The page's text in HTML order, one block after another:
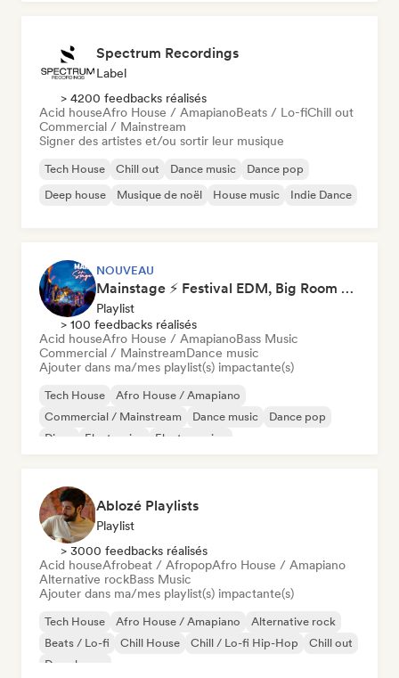
Spectrum Recordings
Label
> 4200 feedbacks réalisés
Acid houseAfro House / AmapianoBeats / Lo-fiChill out
Commercial / Mainstream
Signer des artistes et/ou sortir leur musique
Tech House Chill out Dance music
Dance pop
Deep house
Musique de noël House music Indie Dance
NOUVEAU
Mainstage ⚡ Festival EDM, Big Room & House Anthems
Playlist
> 100 feedbacks réalisés
Acid houseAfro House / AmapianoBass Music
Commercial / MainstreamDance music
Ajouter dans ma/mes playlist(s) impactante(s)
Tech House
Afro House / Amapiano
Commercial / Mainstream
Dance music
Dance pop
Disco
Electronica Electro swing
Ablozé Playlists
Playlist
> 3000 feedbacks réalisés
Acid houseAfrobeat / AfropopAfro House / Amapiano
Alternative rockBass Music
Ajouter dans ma/mes playlist(s) impactante(s)
Tech House Afro House / Amapiano
Alternative rock
Beats / Lo-fi
Chill House Chill / Lo-fi Hip-Hop
Chill out
Deep house